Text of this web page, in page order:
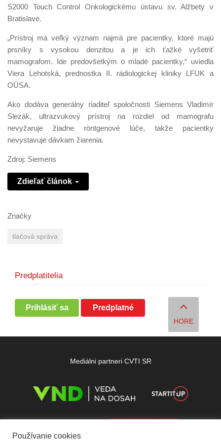
S2000 Touch Control Onkologickému ústavu sv. Alžbety v
Bratislave.
„Prístroj má veľký význam najmä pre pacientky, ktoré majú
prsníky s vysokou denzitou a je ich ťažké vyšetriť
mamografom. Ide predovšetkým o mladé pacientky,“ uviedla
Viera Lehotská, prednostka II. rádiologickej kliniky LFUK a
OÚSA.
Ako dodáva generálny riaditeľ spoločnosti Siemens Vladimír
Slezák, ultrazvukový prístroj na rozdiel od mamografu
nevyžaruje žiadne röntgenové lúče, takže pacientky
nevystavuje dávkam žiarenia.
Zdroj: Siemens
Zdieľať článok
Značky
tlačová správa
Predplatitelia
Prihlásiť sa Predplatné
HORE
Mediálni partneri CVTI SR
Používanie cookies